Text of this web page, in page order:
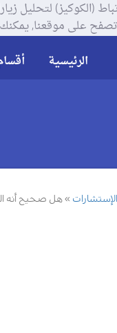
على موقعنا, يمكنك
الرئيسية
هل صحيح أنه